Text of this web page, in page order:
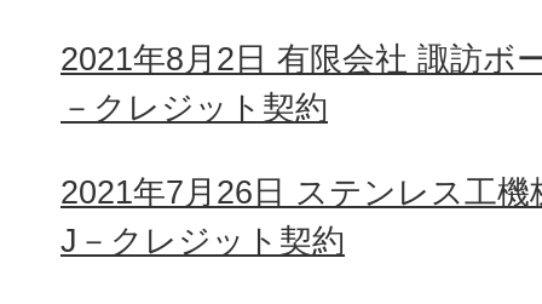
2021年8月2日 有限会社 諏訪ボ
－クレジット契約
2021年7月26日 ステンレス工
J－クレジット契約